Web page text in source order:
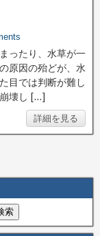
ったり、水草が一
原因の殆どが、水
目では判断が難し
壊し […]
詳細を見る